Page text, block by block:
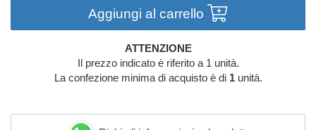
Aggiungi al carrello
ATTENZIONE
Il prezzo indicato è riferito a 1 unità.
La confezione minima di acquisto è di 1unità.